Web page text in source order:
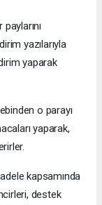
yazılarıyla
yaparak
o parayı
yaparak,
kapsamında
destek